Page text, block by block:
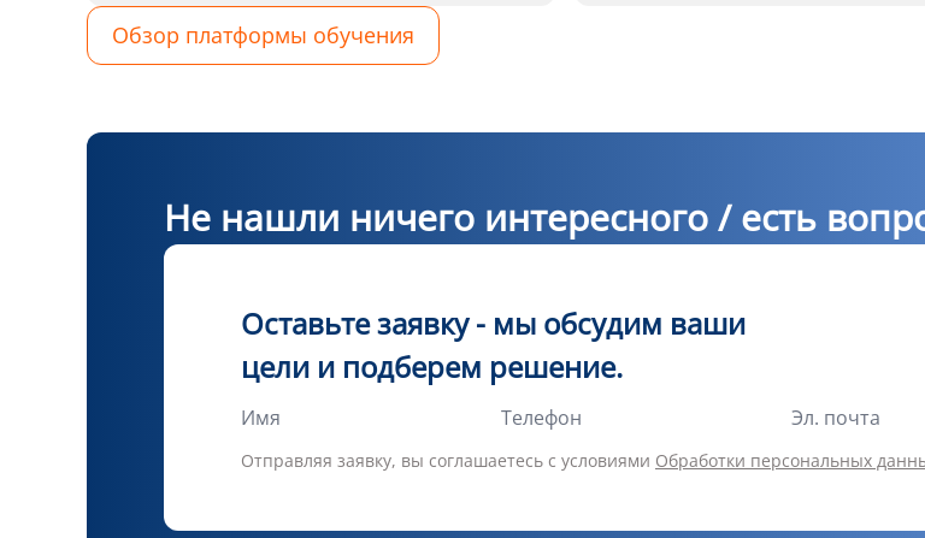
Обзор платформы обучения
Не нашли ничего интересного / есть
Оставьте заявку - мы обсудим ваши
цели и подберем решение.
Отправляя заявку, вы соглашаетесь с условиями Обработки персональных